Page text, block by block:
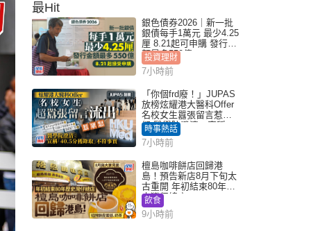
最Hit
銀色債券2026｜新一批
銀債每手1萬元 最少4.25
厘 8.21起可申購 發行金
額最多550億
投資理財
7小時前
「你個frd廢！」JUPAS
放榜炫耀港大醫科Offer
名校女生囂張留言惹眾
怒 醫學院澄清：宣稱
「40.5分獲錄取」不符事
實｜Juicy叮
時事熱話
7小時前
檀島咖啡餅店回歸港
島！預告新店8月下旬太
古重開 年初結束80年歷
史灣仔總店
飲食
9小時前